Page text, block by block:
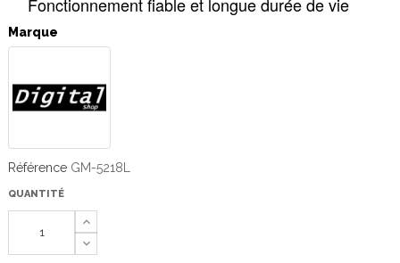
Marque
Référence GM-5218L
QUANTITÉ